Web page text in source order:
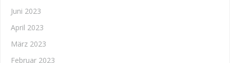
Juni 2023
April 2023
März 2023
Februar 2023